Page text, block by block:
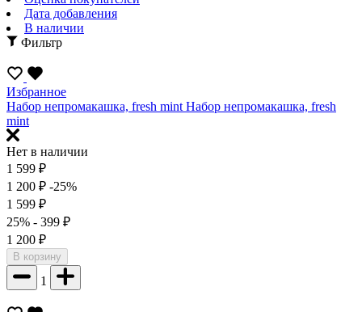
Дата добавления
В наличии
Фильтр
Избранное
Набор непромакашка, fresh mint Набор непромакашка, fresh
mint
Нет в наличии
1 599 ₽
1 200 ₽ -25%
1 599 ₽
25% - 399 ₽
1 200 ₽
В корзину
1